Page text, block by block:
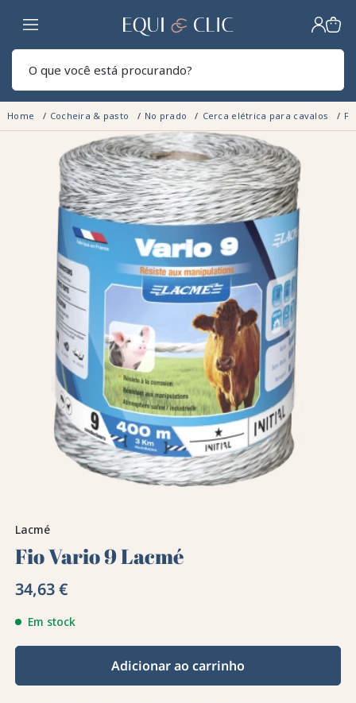
Lar
Home Cocheira & pasto No prado Cerca elétrica para cavalos
Lacmé
Fio Vario 9 Lacmé
34,63 €
Em stock
Adicionar ao carrinho